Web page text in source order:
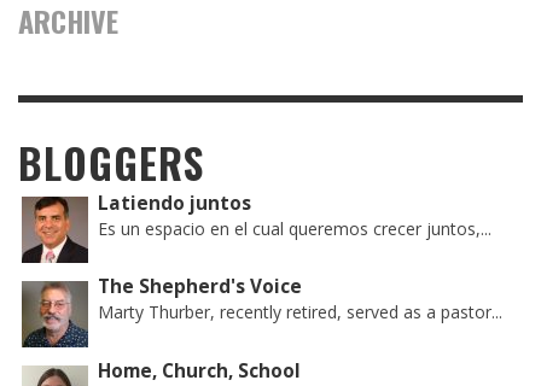
ARCHIVE
BLOGGERS
Latiendo juntos
Es un espacio en el cual queremos crecer juntos,...
The Shepherd's Voice
Marty Thurber, recently retired, served as a pastor...
Home, Church, School